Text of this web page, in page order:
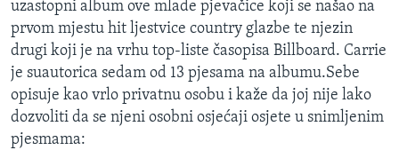
MAGAZIN
O GLASU AMERIKE
Learning English
PRATITE NAS
uzastopni album ove mlade pjevačice koji se našao na
prvom mjestu hit ljestvice country glazbe te njezin
drugi koji je na vrhu top-liste časopisa Billboard. Carrie
je suautorica sedam od 13 pjesama na albumu.Sebe
opisuje kao vrlo privatnu osobu i kaže da joj nije lako
dozvoliti da se njeni osobni osjećaji osjete u snimljenim
pjesmama: